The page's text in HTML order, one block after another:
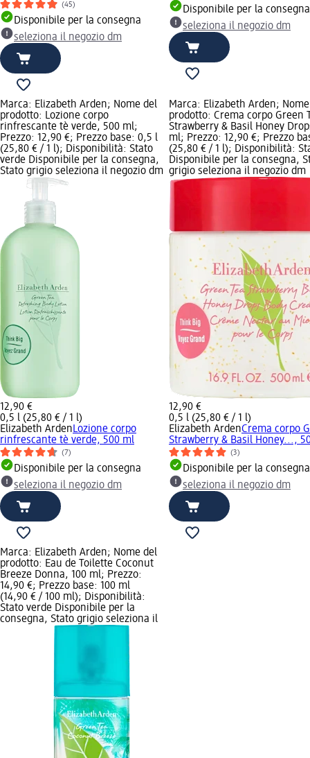
(45)
Disponibile per la consegna
seleziona il negozio dm
Disponibile per la consegna
seleziona il negozio dm
Marca: Elizabeth Arden; Nome del
prodotto: Lozione corpo
rinfrescante tè verde, 500 ml;
Prezzo: 12,90 €; Prezzo base: 0,5 l
(25,80 € / 1 l); Disponibilità: Stato
verde Disponibile per la consegna,
Stato grigio seleziona il negozio dm
12,90 €
0,5 l (25,80 € / 1 l)
Elizabeth ArdenLozione corpo
rinfrescante tè verde, 500 ml
(7)
Disponibile per la consegna
seleziona il negozio dm
Marca: Elizabeth Arden;
prodotto: Crema corpo Green
Strawberry & Basil Honey
ml; Prezzo: 12,90 €; Prezzo
(25,80 € / 1 l); Disponibilità:
Disponibile per la consegna,
grigio seleziona il negozio dm
12,90 €
0,5 l (25,80 € / 1 l)
Elizabeth ArdenCrema corpo
Strawberry & Basil Honey...,
(3)
Disponibile per la consegna
seleziona il negozio dm
Marca: Elizabeth Arden; Nome del
prodotto: Eau de Toilette Coconut
Breeze Donna, 100 ml; Prezzo:
14,90 €; Prezzo base: 100 ml
(14,90 € / 100 ml); Disponibilità:
Stato verde Disponibile per la
consegna, Stato grigio seleziona il